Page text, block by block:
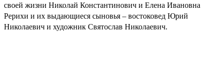
своей жизни Николай Константинович и Елена Ивановна
Рерихи и их выдающиеся сыновья – востоковед Юрий
Николаевич и художник Святослав Николаевич.